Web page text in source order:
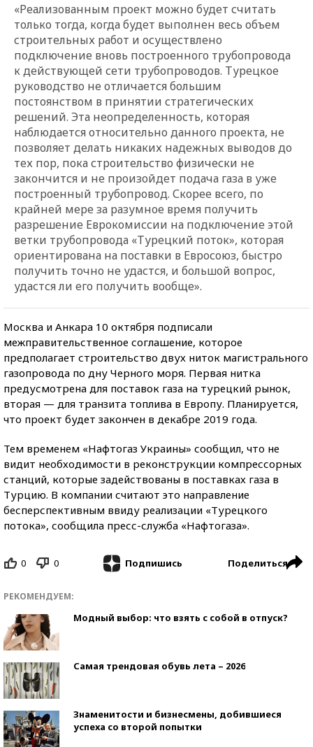
«Реализованным проект можно будет считать
только тогда, когда будет выполнен весь объем
строительных работ и осуществлено
подключение вновь построенного трубопровода
к действующей сети трубопроводов. Турецкое
руководство не отличается большим
постоянством в принятии стратегических
решений. Эта неопределенность, которая
наблюдается относительно данного проекта, не
позволяет делать никаких надежных выводов до
тех пор, пока строительство физически не
закончится и не произойдет подача газа в уже
построенный трубопровод. Скорее всего, по
крайней мере за разумное время получить
разрешение Еврокомиссии на подключение этой
ветки трубопровода «Турецкий поток», которая
ориентирована на поставки в Евросоюз, быстро
получить точно не удастся, и большой вопрос,
удастся ли его получить вообще».
Москва и Анкара 10 октября подписали
межправительственное соглашение, которое
предполагает строительство двух ниток магистрального
газопровода по дну Черного моря. Первая нитка
предусмотрена для поставок газа на турецкий рынок,
вторая — для транзита топлива в Европу. Планируется,
что проект будет закончен в декабре 2019 года.
Тем временем «Нафтогаз Украины» сообщил, что не
видит необходимости в реконструкции компрессорных
станций, которые задействованы в поставках газа в
Турцию. В компании считают это направление
бесперспективным ввиду реализации «Турецкого
потока», сообщила пресс-служба «Нафтогаза».
0 0 Подпишись Поделиться
РЕКОМЕНДУЕМ:
Модный выбор: что взять с собой в отпуск?
Самая трендовая обувь лета – 2026
Знаменитости и бизнесмены, добившиеся
успеха со второй попытки